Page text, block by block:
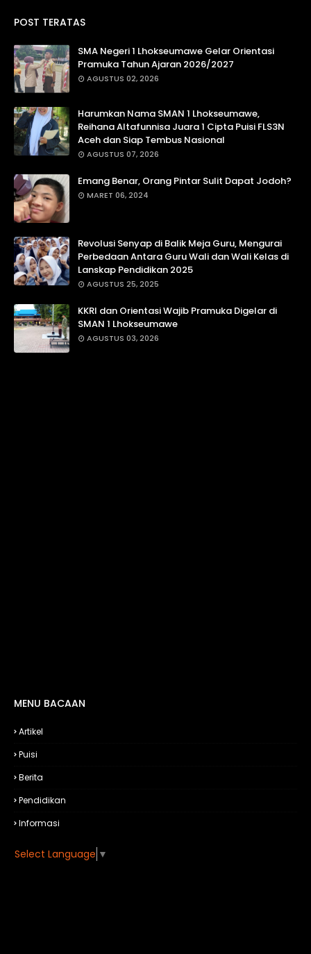
POST TERATAS
SMA Negeri 1 Lhokseumawe Gelar Orientasi
Pramuka Tahun Ajaran 2026/2027
AGUSTUS 02, 2026
Harumkan Nama SMAN 1 Lhokseumawe,
Reihana Altafunnisa Juara 1 Cipta Puisi FLS3N
Aceh dan Siap Tembus Nasional
AGUSTUS 07, 2026
Emang Benar, Orang Pintar Sulit Dapat Jodoh?
MARET 06, 2024
Revolusi Senyap di Balik Meja Guru, Mengurai
Perbedaan Antara Guru Wali dan Wali Kelas di
Lanskap Pendidikan 2025
AGUSTUS 25, 2025
KKRI dan Orientasi Wajib Pramuka Digelar di
SMAN 1 Lhokseumawe
AGUSTUS 03, 2026
MENU BACAAN
Artikel
Puisi
Berita
Pendidikan
Informasi
Select Language ▼